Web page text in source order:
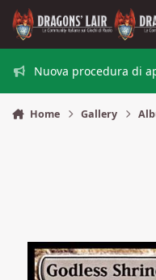
Vai al contenuto
Nuova procedura di
Home Gallery